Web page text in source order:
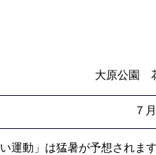
大原公園　
７
運動」は猛暑が予想されま